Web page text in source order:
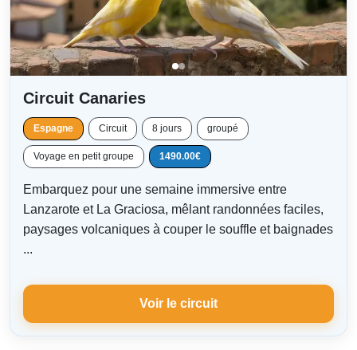
Circuit Canaries
Espagne Circuit 8 jours groupé
Voyage en petit groupe 1490.00€
Embarquez pour une semaine immersive entre
Lanzarote et La Graciosa, mêlant randonnées faciles,
paysages volcaniques à couper le souffle et baignades
...
Voir le circuit